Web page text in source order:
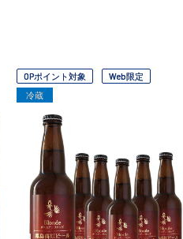
OPポイント対象
Web限定
冷蔵